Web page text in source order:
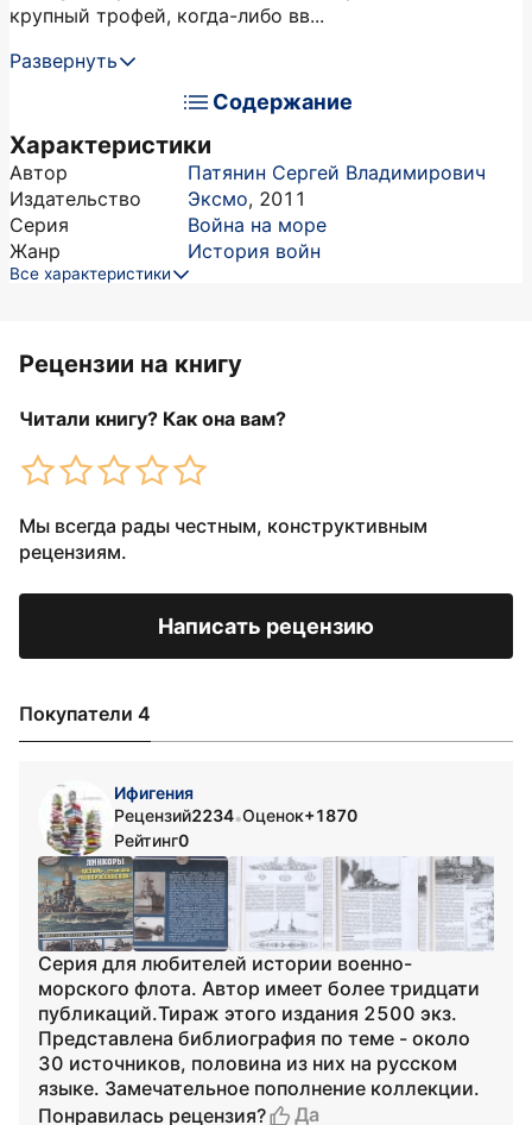
крупный трофей, когда-либо вв...
Развернуть
Содержание
Характеристики
Автор
Патянин Сергей Владимирович
Издательство
Эксмо, 2011
Серия
Война на море
Жанр
История войн
Все характеристики
Рецензии на книгу
Читали книгу? Как она вам?
Мы всегда рады честным, конструктивным
рецензиям.
Написать рецензию
Покупатели 4
Ифигения
Рецензий2234•Оценок+1870
Рейтинг0
Серия для любителей истории военно-
морского флота. Автор имеет более тридцати
публикаций.Тираж этого издания 2500 экз.
Представлена библиография по теме - около
30 источников, половина из них на русском
языке. Замечательное пополнение коллекции.
Понравилась рецензия?
Да